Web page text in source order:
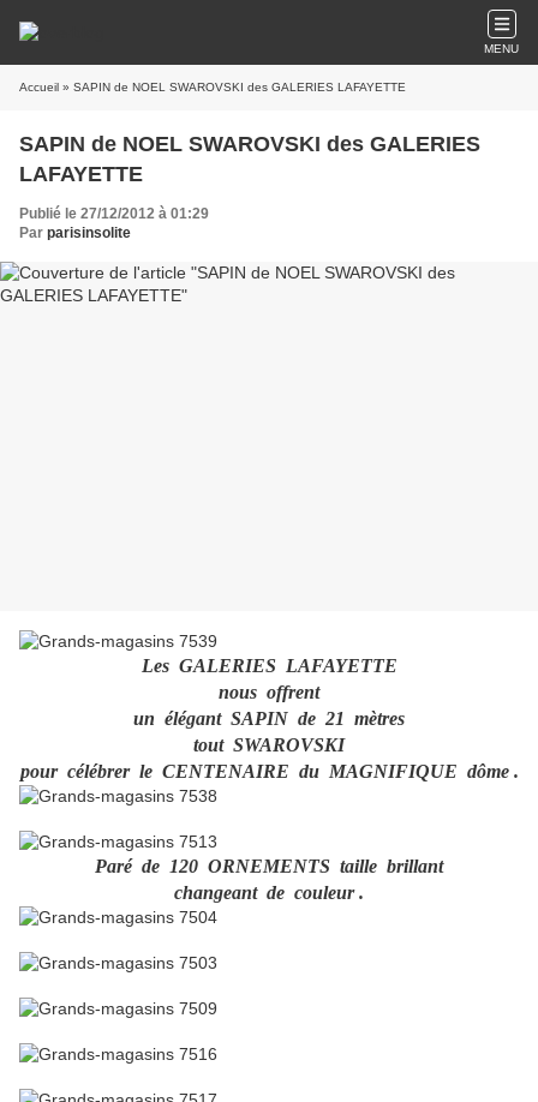
MENU
Accueil » SAPIN de NOEL SWAROVSKI des GALERIES LAFAYETTE
SAPIN de NOEL SWAROVSKI des GALERIES
LAFAYETTE
Publié le 27/12/2012 à 01:29
Par parisinsolite
Les GALERIES LAFAYETTE
nous offrent
un élégant SAPIN de 21 mètres
tout SWAROVSKI
pour célébrer le CENTENAIRE du MAGNIFIQUE dôme .
Paré de 120 ORNEMENTS taille brillant
changeant de couleur .